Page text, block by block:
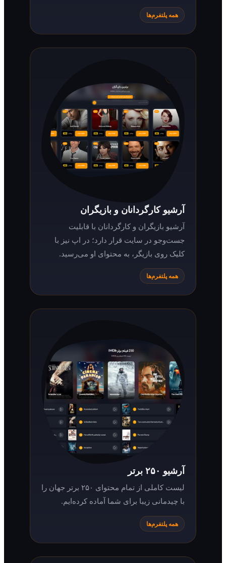
همه پلتفرم‌ها
آرشیو کارگردانان و بازیگران
آرشیو بازیگران و کارگردانان با قابلیت
جست‌وجو در سایت قرار دارد؛ در اپ نیز با
کلیک روی بازیگر، به محتوای او می‌رسید.
همه پلتفرم‌ها
لیست کاملی از تمام محتوای ۲۵۰ برتر جهان را
با چیدمانی زیبا برای شما آماده کرده‌ایم.
همه پلتفرم‌ها